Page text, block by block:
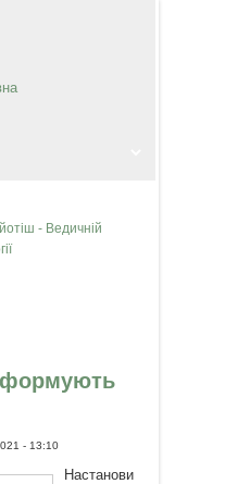
- 13:10
Настанови